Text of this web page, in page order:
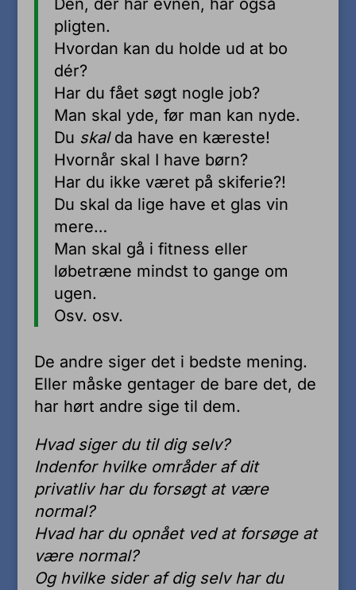
Den, der har evnen, har også
pligten.
Hvordan kan du holde ud at bo
dér?
Har du fået søgt nogle job?
Man skal yde, før man kan nyde.
Du skalda have en kæreste!
Hvornår skal I have børn?
Har du ikke været på skiferie?!
Du skal da lige have et glas vin
mere…
Man skal gå i fitness eller
løbetræne mindst to gange om
ugen.
Osv. osv.
De andre siger det i bedste mening.
Eller måske gentager de bare det, de
har hørt andre sige til dem.
Hvad siger du til dig selv?
Indenfor hvilke områder af dit
privatliv har du forsøgt at være
normal?
Hvad har du opnået ved at forsøge at
være normal?
Og hvilke sider af dig selv har du